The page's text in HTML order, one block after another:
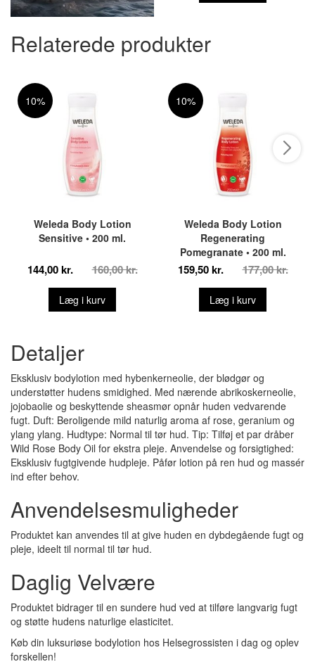
Relaterede produkter
10%
Weleda Body Lotion
Sensitive • 200 ml.
144,00 kr. 160,00 kr.
Læg i kurv
10%
Weleda Body Lotion
Regenerating
Pomegranate • 200 ml.
159,50 kr. 177,00 kr.
Læg i kurv
Detaljer
Eksklusiv bodylotion med hybenkerneolie, der blødgør og
understøtter hudens smidighed. Med nærende abrikoskerneolie,
jojobaolie og beskyttende sheasmør opnår huden vedvarende
fugt. Duft: Beroligende mild naturlig aroma af rose, geranium og
ylang ylang. Hudtype: Normal til tør hud. Tip: Tilføj et par dråber
Wild Rose Body Oil for ekstra pleje. Anvendelse og forsigtighed:
Eksklusiv fugtgivende hudpleje. Påfør lotion på ren hud og massér
ind efter behov.
Anvendelsesmuligheder
Produktet kan anvendes til at give huden en dybdegående fugt og
pleje, ideelt til normal til tør hud.
Daglig Velvære
Produktet bidrager til en sundere hud ved at tilføre langvarig fugt
og støtte hudens naturlige elasticitet.
Køb din luksuriøse bodylotion hos Helsegrossisten i dag og oplev
forskellen!